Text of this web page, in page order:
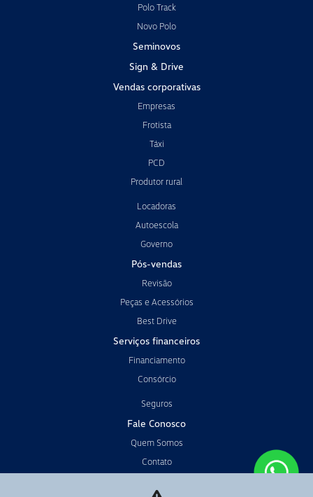
Polo Track
Novo Polo
Seminovos
Sign & Drive
Vendas corporativas
Empresas
Frotista
Táxi
PCD
Produtor rural
Locadoras
Autoescola
Governo
Pós-vendas
Revisão
Peças e Acessórios
Best Drive
Serviços financeiros
Financiamento
Consórcio
Seguros
Fale Conosco
Quem Somos
Contato